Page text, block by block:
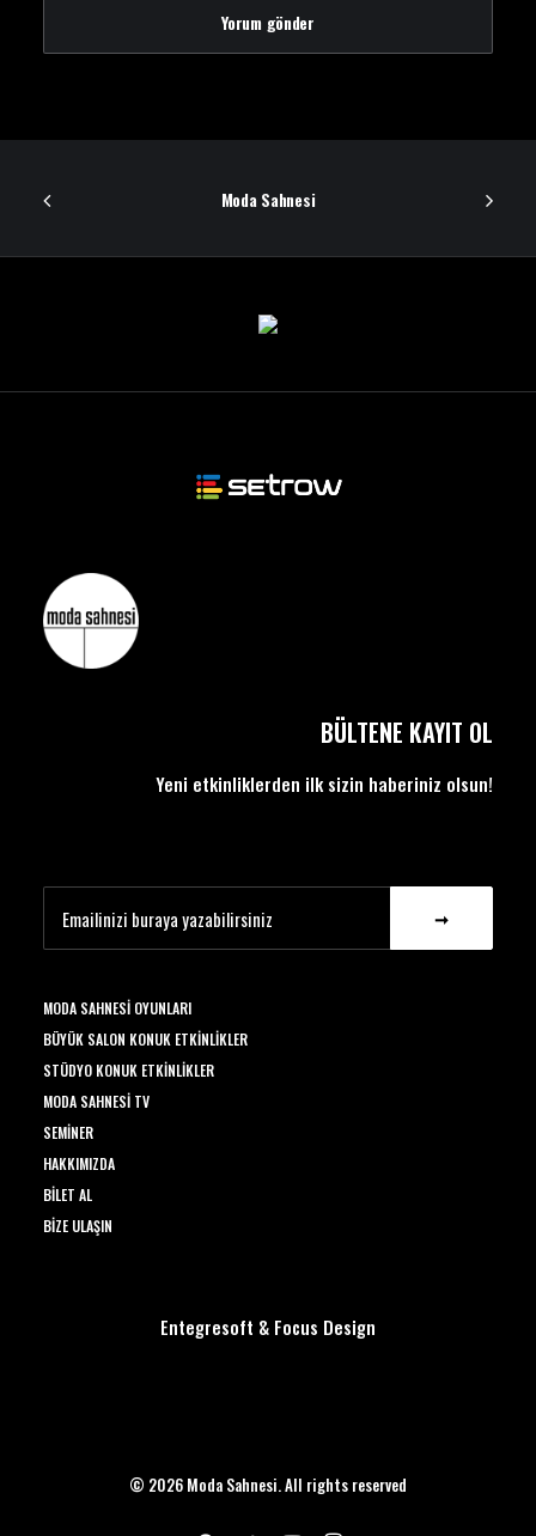
Moda Sahnesi
BÜLTENE KAYIT OL
Yeni etkinliklerden ilk sizin haberiniz olsun!
MODA SAHNESI OYUNLARI
BÜYÜK SALON KONUK ETKINLIKLER
STÜDYO KONUK ETKINLIKLER
MODA SAHNESI TV
SEMINER
HAKKIMIZDA
BILET AL
BIZE ULAŞIN
Entegresoft & Focus Design
© 2026 Moda Sahnesi. All rights reserved